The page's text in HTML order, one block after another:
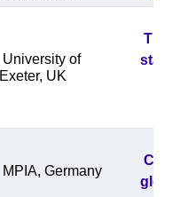
University of
Exeter, UK
The
stars
MPIA, Germany
Close